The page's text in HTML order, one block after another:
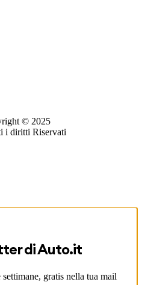
© 2025
i diritti Riservati
diAuto.it
gratis nella tua mail